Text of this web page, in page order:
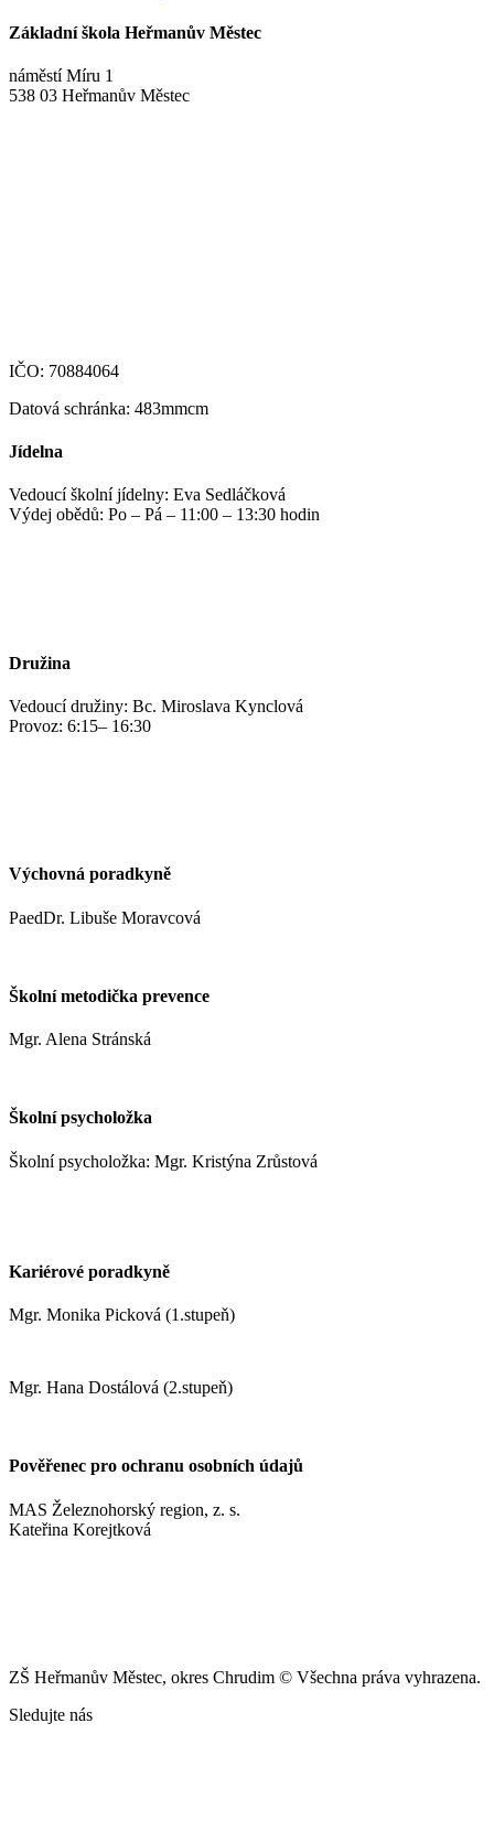
Základní škola Heřmanův Městec
náměstí Míru 1
538 03 Heřmanův Městec
IČO: 70884064
Datová schránka: 483mmcm
Jídelna
Vedoucí školní jídelny: Eva Sedláčková
Výdej obědů: Po – Pá – 11:00 – 13:30 hodin
Družina
Vedoucí družiny: Bc. Miroslava Kynclová
Provoz: 6:15– 16:30
Výchovná poradkyně
PaedDr. Libuše Moravcová
Školní metodička prevence
Mgr. Alena Stránská
Školní psycholožka
Školní psycholožka: Mgr. Kristýna Zrůstová
Kariérové poradkyně
Mgr. Monika Picková (1.stupeň)
Mgr. Hana Dostálová (2.stupeň)
Pověřenec pro ochranu osobních údajů
MAS Železnohorský region, z. s.
Kateřina Korejtková
ZŠ Heřmanův Městec, okres Chrudim © Všechna práva vyhrazena.
Sledujte nás